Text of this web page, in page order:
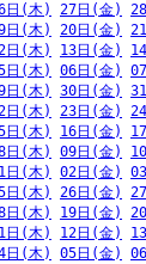
日(木) 27日(金)
日(木) 20日(金)
日(木) 13日(金)
日(木) 06日(金)
日(木) 30日(金)
日(木) 23日(金)
日(木) 16日(金)
日(木) 09日(金)
日(木) 02日(金)
日(木) 26日(金)
日(木) 19日(金)
日(木) 12日(金)
日(木) 05日(金)